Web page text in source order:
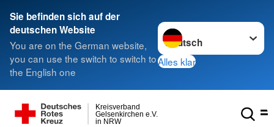
Sie befinden sich auf der
deutschen Website
You are on the German website,
you can use the switch to switch to
the English one
Sprache wechseln zu
Alles klar
in NRW
Gelsenkirchen e.V.
Kreisverband